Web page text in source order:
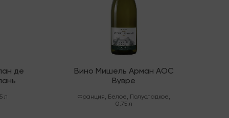
де
л
Вино Мишель Арман AOC
Вувре
Франция, Белое, Полусладкое,
0.75 л